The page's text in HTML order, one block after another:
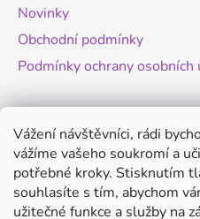
Vážení návštěvníci, rádi
vážíme vašeho soukromí a
potřebné kroky. Stisknutím
souhlasíte s tím, abychom
užitečné funkce a služby na
Novinky
Obchodní podmínky
Podmínky ochrany osobních
Novinky
Změny legislativy pro
1.9.2025
20.8.2025